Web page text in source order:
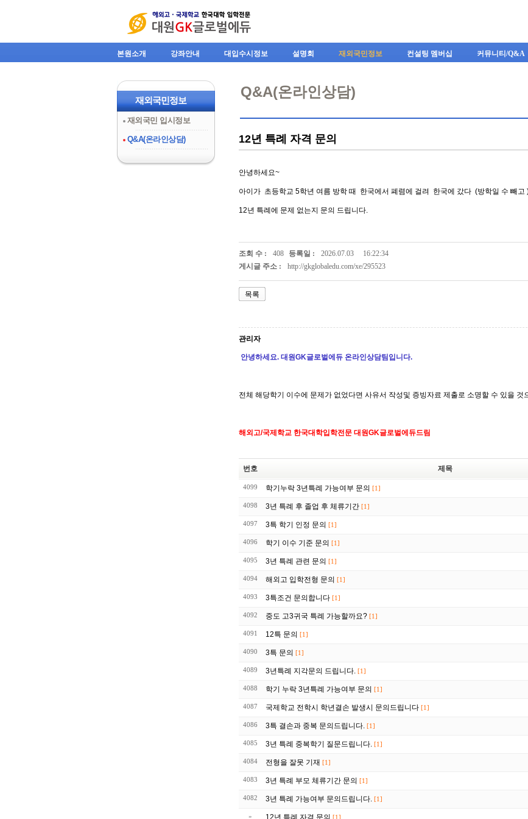
본원소개 강좌안내 대입수시정보 설명회 재외국민정보 컨설팅 멤버십 커뮤니티/Q&A
재외국민정보
재외국민 입시정보
Q&A(온라인상담)
Q&A(온라인상담)
12년 특례 자격 문의
안녕하세요~
아이가 초등학교 5학년 여름 방학 때 한국에서 폐렴에 걸려 한국에 갔다 (방학일 수 빼
12년 특례에 문제 없는지 문의 드립니다.
조회 수 : 408 등록일 : 2026.07.03
16:22:34
게시글 주소 :
http://gkglobaledu.com/xe/295523
목록
관리자
안녕하세요. 대원GK글로벌에듀 온라인상담팀입니다.
전체 해당학기 이수에 문제가 없었다면 사유서 작성및 증빙자료 제출로 소명할 수 있을 것
해외고/국제학교 한국대학입학전문 대원GK글로벌에듀드림
번호 제목
4099 학기누락 3년특례 가능여부 문의 [1]
4098 3년 특례 후 졸업 후 체류기간 [1]
4097 3특 학기 인정 문의 [1]
4096 학기 이수 기준 문의 [1]
4095 3년 특례 관련 문의 [1]
4094 해외고 입학전형 문의 [1]
4093 3특조건 문의합니다 [1]
4092 중도 고3귀국 특례 가능할까요? [1]
4091 12특 문의 [1]
4090 3특 문의 [1]
4089 3년특례 지각문의 드립니다. [1]
4088 학기 누락 3년특례 가능여부 문의 [1]
4087 국제학교 전학시 학년결손 발생시 문의드립니다 [1]
4086 3특 결손과 중복 문의드립니다. [1]
4085 3년 특례 중복학기 질문드립니다. [1]
4084 전형을 잘못 기재 [1]
4083 3년 특례 부모 체류기간 문의 [1]
4082 3년 특례 가능여부 문의드립니다. [1]
» 12년 특례 자격 문의 [1]